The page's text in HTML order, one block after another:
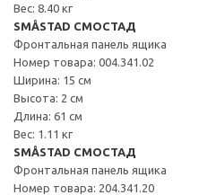
Вес: 8.40 кг
SMÅSTAD СМОСТАД
Фронтальная панель ящика
Номер товара: 004.341.02
Ширина: 15 см
Высота: 2 см
Длина: 61 см
Вес: 1.11 кг
SMÅSTAD СМОСТАД
Фронтальная панель ящика
Номер товара: 204.341.20